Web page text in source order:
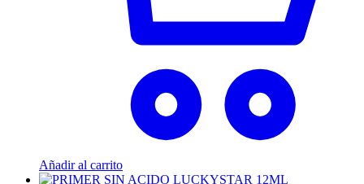
Añadir al carrito